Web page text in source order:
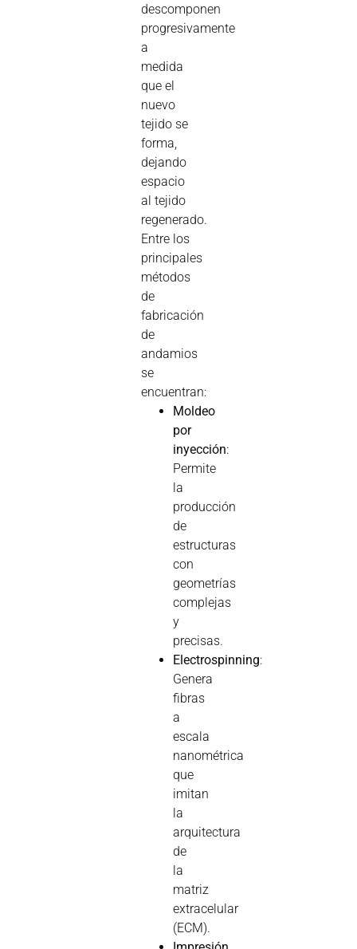
descomponen
progresivamente
a
medida
que el
nuevo
tejido se
forma,
dejando
espacio
al tejido
regenerado.
Entre los
principales
métodos
de
fabricación
de
andamios
se
encuentran:
Moldeo
por
inyección:
Permite
la
producción
de
estructuras
con
geometrías
complejas
y
precisas.
Electrospinning:
Genera
fibras
a
escala
nanométrica
que
imitan
la
arquitectura
de
la
matriz
extracelular
(ECM).